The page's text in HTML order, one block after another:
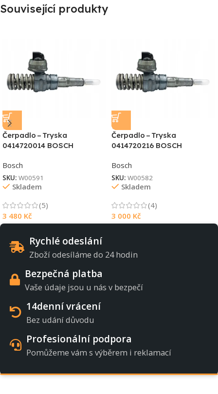
Související produkty
Čerpadlo – Tryska
0414720014 BOSCH
Bosch
SKU: W00591
Skladem
(5)
3 480 Kč
Čerpadlo – Tryska
0414720216 BOSCH
Bosch
SKU: W00582
Skladem
(4)
3 000 Kč
Rychlé odeslání
Zboží odesíláme do 24 hodin
Bezpečná platba
Vaše údaje jsou u nás v bezpečí
14denní vrácení
Bez udání důvodu
Profesionální podpora
Pomůžeme vám s výběrem i reklamací